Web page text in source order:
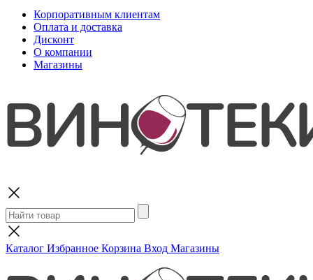
Корпоративным клиентам
Оплата и доставка
Дисконт
О компании
Магазины
Каталог Избранное Корзина Вход Магазины